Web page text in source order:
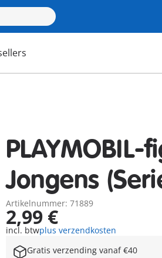
PLAYMOBIL-
Jongens
Artikelnummer: 71889
2,99 €
incl. btwplus verzendkosten
Gratis verzending vanaf €40